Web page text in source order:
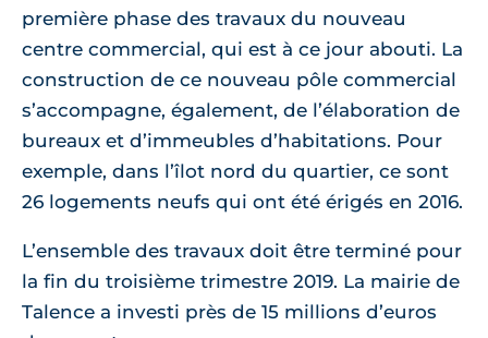
première phase des travaux du nouveau
centre commercial, qui est à ce jour abouti. La
construction de ce nouveau pôle commercial
s’accompagne, également, de l’élaboration de
bureaux et d’immeubles d’habitations. Pour
exemple, dans l’îlot nord du quartier, ce sont
26 logements neufs qui ont été érigés en 2016.
L’ensemble des travaux doit être terminé pour
la fin du troisième trimestre 2019. La mairie de
Talence a investi près de 15 millions d’euros